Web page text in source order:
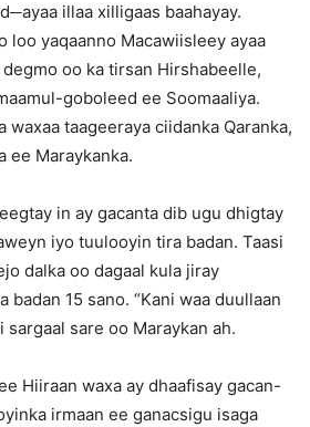
illaa xilligaas baahayay.
loo yaqaanno Macawiisleey ayaa
oo ka tirsan Hirshabeelle,
goboleed ee Soomaaliya.
waxaa taageeraya ciidanka Qaranka,
ee Maraykanka.
in ay gacanta dib ugu dhigtay
iyo tuulooyin tira badan. Taasi
dalka oo dagaal kula jiray
badan 15 sano. “Kani waa duullaan
sargaal sare oo Maraykan ah.
Hiiraan waxa ay dhaafisay gacan-
irmaan ee ganacsigu isaga